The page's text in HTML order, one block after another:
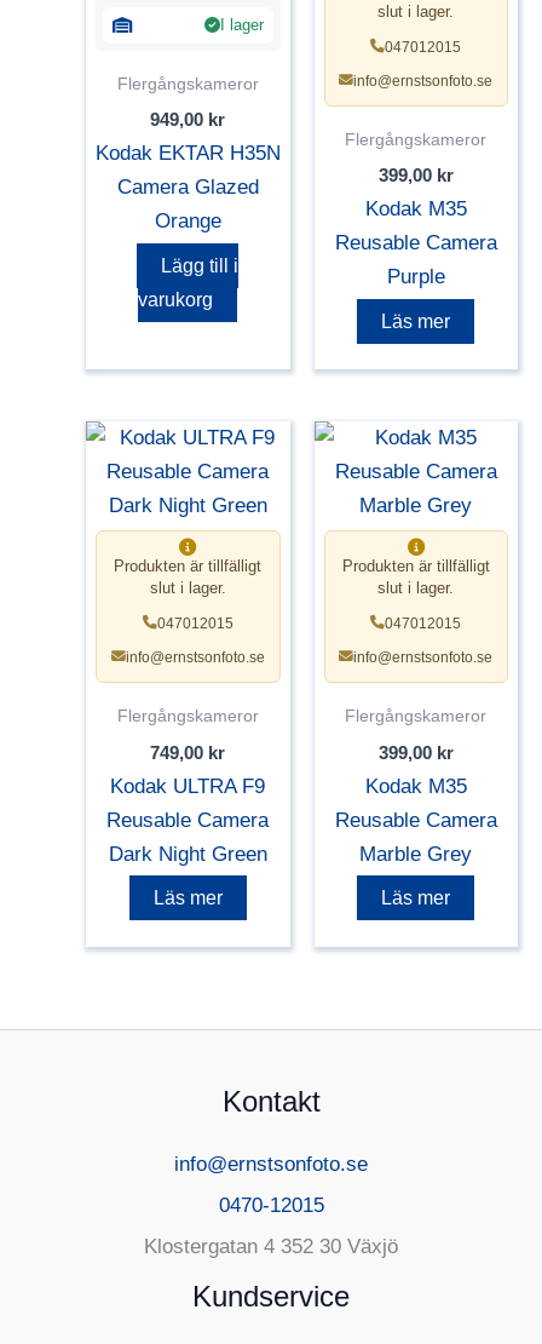
I lager
Flergångskameror
949,00 kr
Kodak EKTAR H35N
Camera Glazed
Orange
Lägg till i
varukorg
slut i lager.
047012015
info@ernstsonfoto.se
Flergångskameror
399,00 kr
Kodak M35
Reusable Camera
Purple
Läs mer
Produkten är tillfälligt
slut i lager.
047012015
info@ernstsonfoto.se
Flergångskameror
749,00 kr
Kodak ULTRA F9
Reusable Camera
Dark Night Green
Läs mer
Produkten är tillfälligt
slut i lager.
047012015
info@ernstsonfoto.se
Flergångskameror
399,00 kr
Kodak M35
Reusable Camera
Marble Grey
Läs mer
Kontakt
info@ernstsonfoto.se
0470-12015
Klostergatan 4 352 30 Växjö
Kundservice